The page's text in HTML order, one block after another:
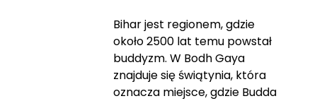
Bihar jest regionem, gdzie
około 2500 lat temu powstał
buddyzm. W Bodh Gaya
znajduje się świątynia, która
oznacza miejsce, gdzie Budda